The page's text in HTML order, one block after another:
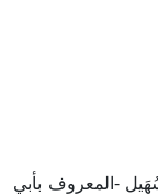
-المعروف بأبي